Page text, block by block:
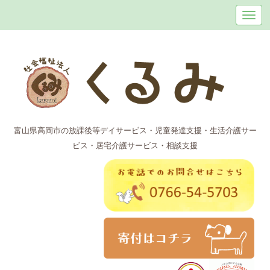
富山県高岡市の放課後等デイサービス・児童発達支援・生活介護サー
ビス・居宅介護サービス・相談支援